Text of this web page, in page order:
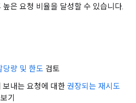
은 요청 비율을 달성할 수 있습니다.
량 및 한도 검토
내는 요청에 대한 권장되는 재시도
기